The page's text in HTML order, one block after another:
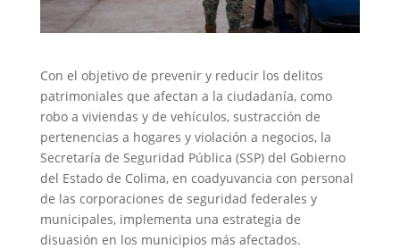
Con el objetivo de prevenir y reducir los delitos
patrimoniales que afectan a la ciudadanía, como
robo a viviendas y de vehículos, sustracción de
pertenencias a hogares y violación a negocios, la
Secretaría de Seguridad Pública (SSP) del Gobierno
del Estado de Colima, en coadyuvancia con personal
de las corporaciones de seguridad federales y
municipales, implementa una estrategia de
disuasión en los municipios más afectados.